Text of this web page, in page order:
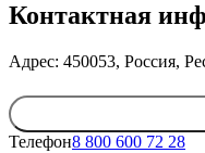
Контактная
Адрес: 450053, Россия,
Телефон8 800 600 72 28